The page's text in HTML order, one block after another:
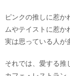
ピンクの推しに惹か
ムやテイストに惹か
実は思っている人が
それでは、愛する推